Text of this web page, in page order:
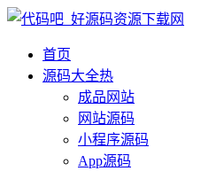
首页
源码大全热
成品网站
网站源码
小程序源码
App源码